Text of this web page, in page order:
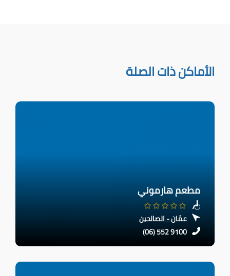
الأماكن ذات الصلة
مطعم هارموني
عمّان - الصالحين
(06) 552 9100